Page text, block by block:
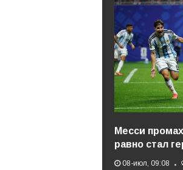
Месси
равно стал
08-июл, 09:08